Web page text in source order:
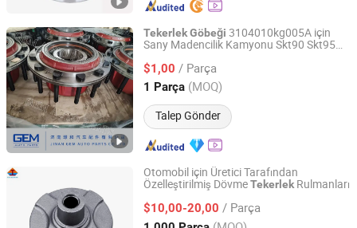
TekerlekGöbeği 3104010kg005A için
Sany Madencilik Kamyonu Skt90 Skt95
Parçaları 131401020464A001
$1,00 / Parça
1 Parça (MOQ)
Talep Gönder
Jinan Gem Auto Parts Co., Ltd.
Shandong, China Fiyat 2022
Otomobil için Üretici Tarafından
Özelleştirilmiş DövmeTekerlekRulmanları
$10,00-20,00 / Parça
Henan Forging Emperor Industry Co.,Ltd.